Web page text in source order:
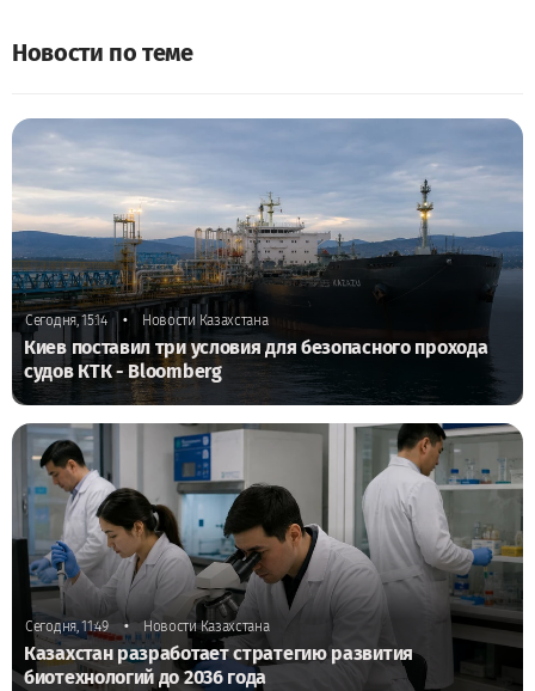
Новости по теме
Сегодня, 15:14 • Новости Казахстана
Киев поставил три условия для безопасного прохода
судов КТК - Bloomberg
Сегодня, 11:49 • Новости Казахстана
Казахстан разработает стратегию развития
биотехнологий до 2036 года